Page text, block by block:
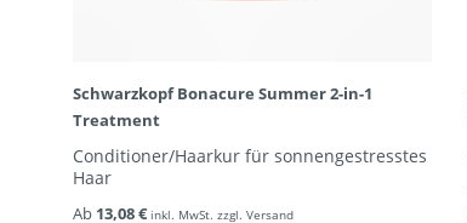
Schwarzkopf Bonacure Summer 2-in-1
Treatment
Conditioner/Haarkur für sonnengestresstes
Haar
Ab 13,08 € inkl. MwSt. zzgl. Versand